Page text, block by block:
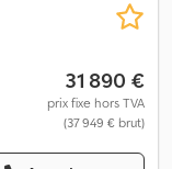
31 890 €
prix fixe hors TVA
(37 949 € brut)